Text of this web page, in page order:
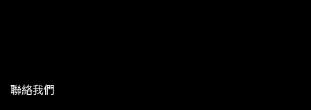
聯絡我們